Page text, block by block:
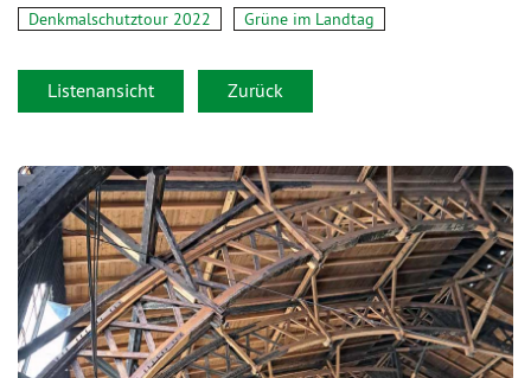
Denkmalschutztour 2022
Grüne im Landtag
Listenansicht Zurück